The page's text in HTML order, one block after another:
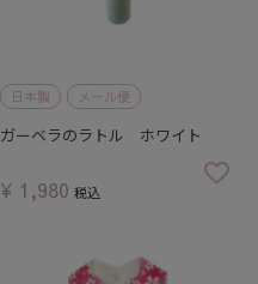
日本製 メール便
ガーベラのラトル ホワイト
¥ 1,980 税込